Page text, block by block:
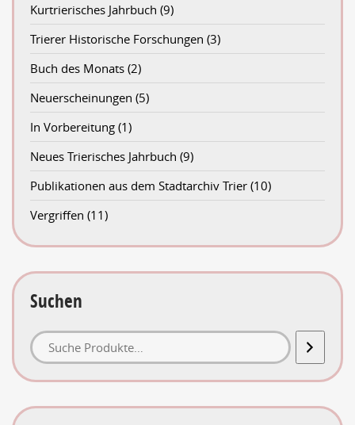
Kurtrierisches Jahrbuch (9)
Trierer Historische Forschungen (3)
Buch des Monats (2)
Neuerscheinungen (5)
In Vorbereitung (1)
Neues Trierisches Jahrbuch (9)
Publikationen aus dem Stadtarchiv Trier (10)
Vergriffen (11)
Suchen